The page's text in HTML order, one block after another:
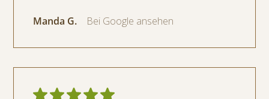
Manda G. Bei Google ansehen